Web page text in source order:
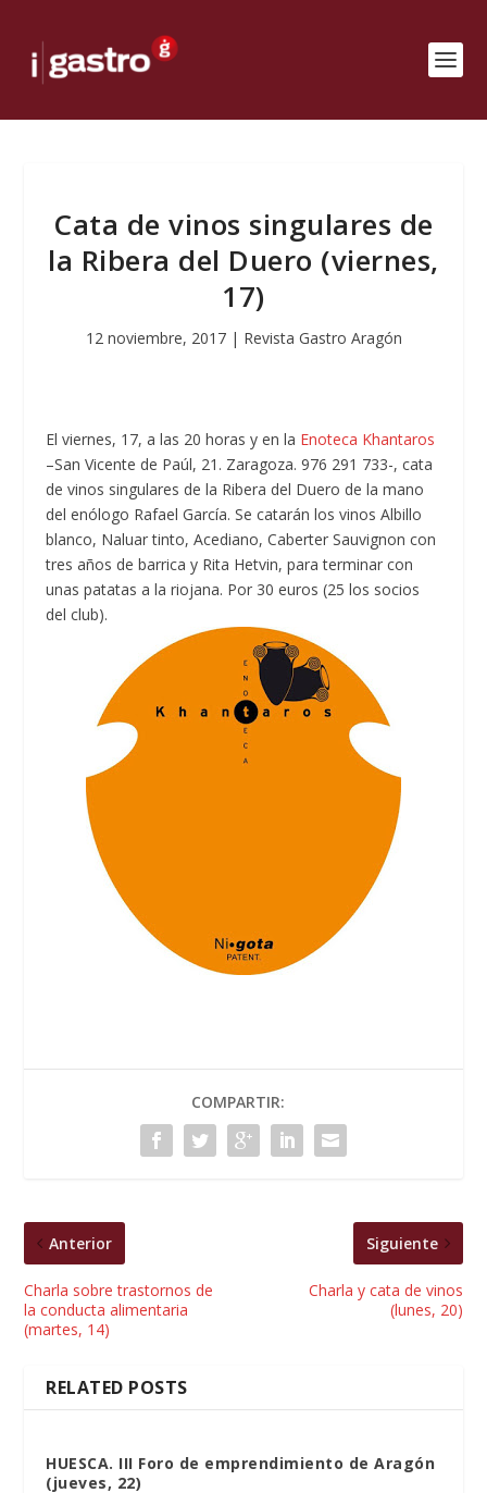
Cata de vinos singulares de
la Ribera del Duero (viernes,
17)
12 noviembre, 2017| Revista Gastro Aragón
El viernes, 17, a las 20 horas y en la Enoteca Khantaros
–San Vicente de Paúl, 21. Zaragoza. 976 291 733-, cata
de vinos singulares de la Ribera del Duero de la mano
del enólogo Rafael García. Se catarán los vinos Albillo
blanco, Naluar tinto, Acediano, Caberter Sauvignon con
tres años de barrica y Rita Hetvin, para terminar con
unas patatas a la riojana. Por 30 euros (25 los socios
del club).
COMPARTIR:
Anterior
Charla sobre trastornos de
la conducta alimentaria
(martes, 14)
Siguiente
Charla y cata de vinos
(lunes, 20)
RELATED POSTS
HUESCA. III Foro de emprendimiento de Aragón
(jueves, 22)